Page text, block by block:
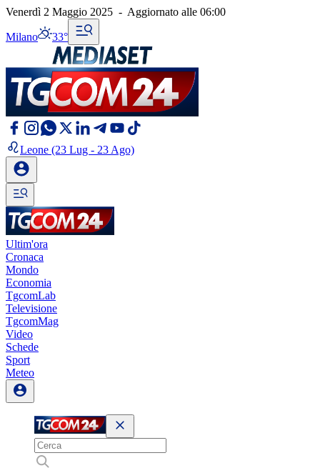
Venerdì 2 Maggio 2025 - Aggiornato alle 06:00
Milano 33°
Leone (23 Lug - 23 Ago)
Ultim'ora
Cronaca
Mondo
Economia
TgcomLab
Televisione
TgcomMag
Video
Schede
Sport
Meteo